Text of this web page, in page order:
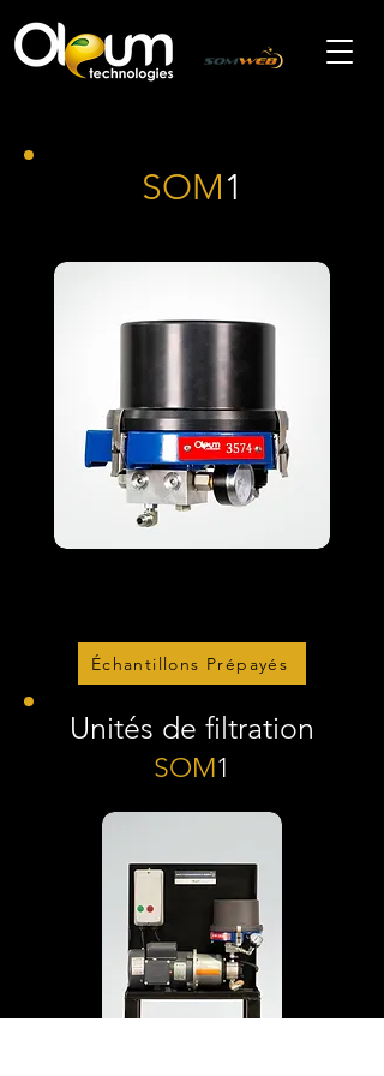
SOM1
Échantillons Prépayés
Unités de filtration
SOM1